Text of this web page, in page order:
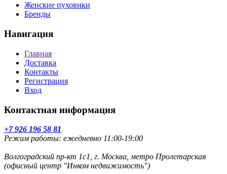
Женские пуховики
Бренды
Навигация
Главная
Доставка
Контакты
Регистрация
Вход
Контактная информация
+7 926 196 58 81
Режим работы: ежедневно 11:00-19:00
Волгоградский пр-кт 1с1, г. Москва, метро Пролетарская
(офисный центр "Инком недвижимость")